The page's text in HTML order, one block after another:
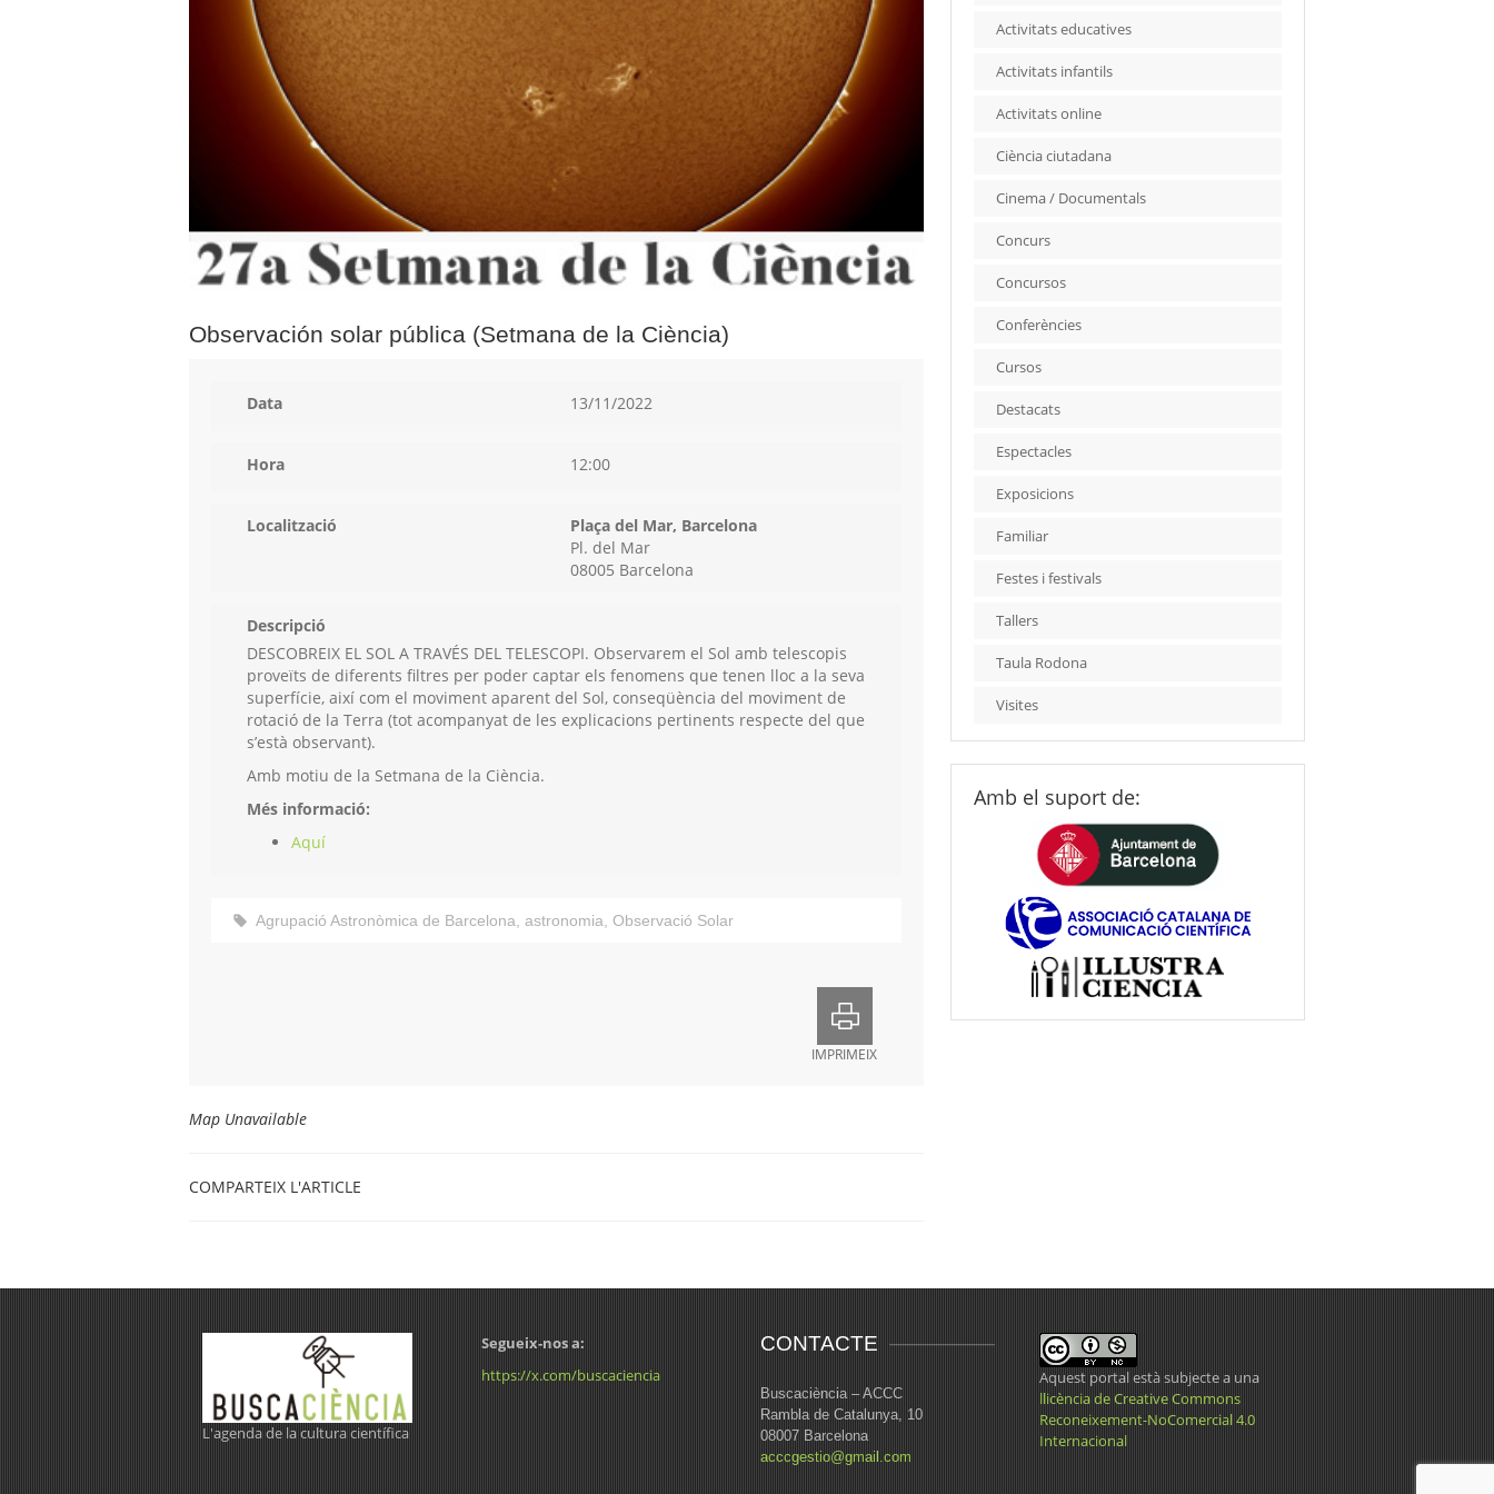
Observación solar pública (Setmana de la Ciència)
Data 13/11/2022
Hora 12:00
Localització
Plaça del Mar, Barcelona
Pl. del Mar
08005 Barcelona
Descripció
DESCOBREIX EL SOL A TRAVÉS DEL TELESCOPI. Observarem el Sol amb telescopis
proveïts de diferents filtres per poder captar els fenomens que tenen lloc a la seva
superfície, així com el moviment aparent del Sol, conseqüència del moviment de
rotació de la Terra (tot acompanyat de les explicacions pertinents respecte del que
s’està observant).
Amb motiu de la Setmana de la Ciència.
Més informació:
Aquí
Agrupació Astronòmica de Barcelona, astronomia, Observació Solar
IMPRIMEIX
Map Unavailable
COMPARTEIX L'ARTICLE
Activitats educatives
Activitats infantils
Activitats online
Ciència ciutadana
Cinema / Documentals
Concurs
Concursos
Conferències
Cursos
Destacats
Espectacles
Exposicions
Familiar
Festes i festivals
Tallers
Taula Rodona
Visites
Amb el suport de:
L'agenda de la cultura científica
Segueix-nos a:
https://x.com/buscaciencia
CONTACTE
Buscaciència – ACCC
Rambla de Catalunya, 10
08007 Barcelona
acccgestio@gmail.com
Aquest portal està subjecte a una
llicència de Creative Commons
Reconeixement-NoComercial 4.0
Internacional